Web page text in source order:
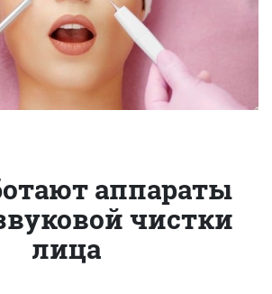
аппараты
чистки
лица